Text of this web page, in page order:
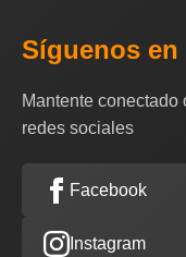
Síguenos en
Mantente conectado
redes sociales
Facebook
Instagram